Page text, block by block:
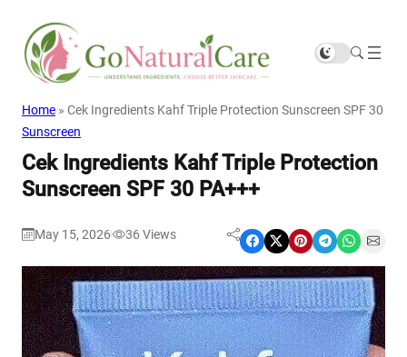
Home » Cek Ingredients Kahf Triple Protection Sunscreen SPF 30
Sunscreen
Cek Ingredients Kahf Triple Protection
Sunscreen SPF 30 PA+++
May 15, 2026 36 Views Share on Facebook Share on X Share on Pinterest Share on Telegram Share on WhatsApp Share on Email